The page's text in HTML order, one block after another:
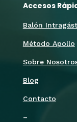
Accesos
Balón
Método Apollo
Sobre
Blog
Contacto
–